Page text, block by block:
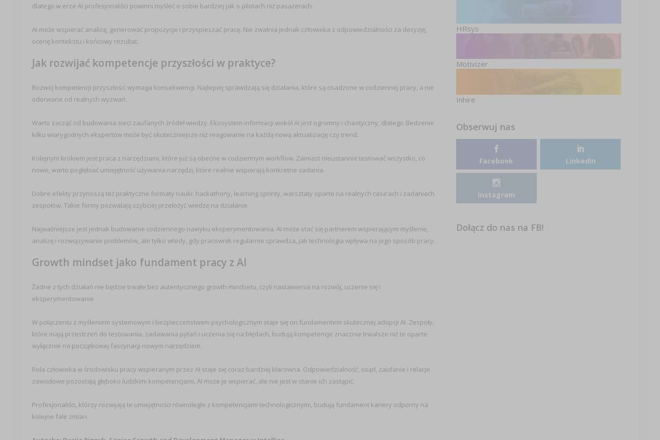
dlatego w erze AI profesjonaliści powinni myśleć o sobie bardziej jak o pilotach niż pasażerach.
AI może wspierać analizę, generować propozycje i przyspieszać pracę. Nie zwalnia jednak człowieka z odpowiedzialności za decyzję,
ocenę kontekstu i końcowy rezultat.
Jak rozwijać kompetencje przyszłości w praktyce?
Rozwój kompetencji przyszłości wymaga konsekwencji. Najlepiej sprawdzają się działania, które są osadzone w codziennej pracy, a nie
oderwane od realnych wyzwań.
Warto zacząć od budowania sieci zaufanych źródeł wiedzy. Ekosystem informacji wokół AI jest ogromny i chaotyczny, dlatego śledzenie
kilku wiarygodnych ekspertów może być skuteczniejsze niż reagowanie na każdą nową aktualizację czy trend.
Kolejnym krokiem jest praca z narzędziami, które już są obecne w codziennym workflow. Zamiast nieustannie testować wszystko, co
nowe, warto pogłębiać umiejętność używania narzędzi, które realnie wspierają konkretne zadania.
Dobre efekty przynoszą też praktyczne formaty nauki: hackathony, learning sprinty, warsztaty oparte na realnych case’ach i zadaniach
zespołów. Takie formy pozwalają szybciej przełożyć wiedzę na działanie.
Najważniejsze jest jednak budowanie codziennego nawyku eksperymentowania. AI może stać się partnerem wspierającym myślenie,
analizę i rozwiązywanie problemów, ale tylko wtedy, gdy pracownik regularnie sprawdza, jak technologia wpływa na jego sposób pracy.
Growth mindset jako fundament pracy z AI
Żadne z tych działań nie będzie trwałe bez autentycznego growth mindsetu, czyli nastawienia na rozwój, uczenie się i
eksperymentowanie.
W połączeniu z myśleniem systemowym i bezpieczeństwem psychologicznym staje się on fundamentem skutecznej adopcji AI. Zespoły,
które mają przestrzeń do testowania, zadawania pytań i uczenia się na błędach, budują kompetencje znacznie trwalsze niż te oparte
wyłącznie na początkowej fascynacji nowym narzędziem.
Rola człowieka w środowisku pracy wspieranym przez AI staje się coraz bardziej klarowna. Odpowiedzialność, osąd, zaufanie i relacje
zawodowe pozostają głęboko ludzkimi kompetencjami. AI może je wspierać, ale nie jest w stanie ich zastąpić.
Profesjonaliści, którzy rozwijają te umiejętności równolegle z kompetencjami technologicznymi, budują fundament kariery odporny na
kolejne fale zmian.
HRsys
Motivizer
Inhire
Obserwuj nas
Facebook LinkedIn
Instagram
Dołącz do nas na FB!